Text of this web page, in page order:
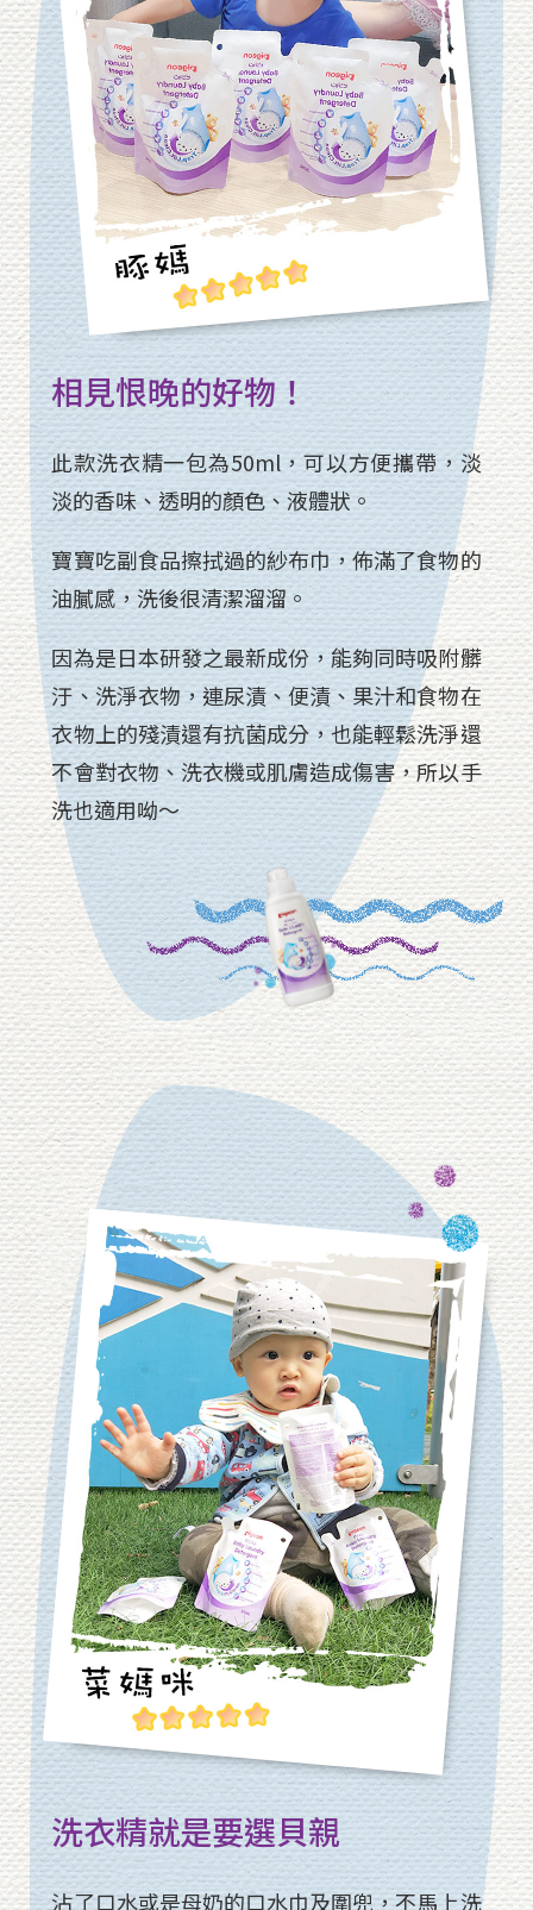
相見恨晚的好物！
此款洗衣精一包為50ml，可以方便攜帶，淡
淡的香味、透明的顏色、液體狀。
寶寶吃副食品擦拭過的紗布巾，佈滿了食物的
油膩感，洗後很清潔溜溜。
因為是日本研發之最新成份，能夠同時吸附髒
汙、洗淨衣物，連尿漬、便漬、果汁和食物在
衣物上的殘漬還有抗菌成分，也能輕鬆洗淨還
不會對衣物、洗衣機或肌膚造成傷害，所以手
洗也適用呦～
洗衣精就是要選貝親
沾了口水或是母奶的口水巾及圍兜，不馬上洗